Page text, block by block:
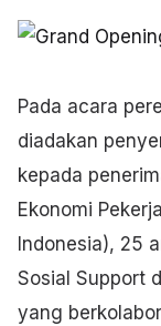
Pada acara
diadakan
kepada
Ekonomi
Indonesia), 25
Sosial Support
yang